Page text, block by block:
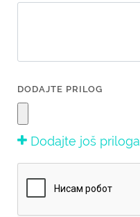
DODAJTE PRILOG
Dodajte još priloga